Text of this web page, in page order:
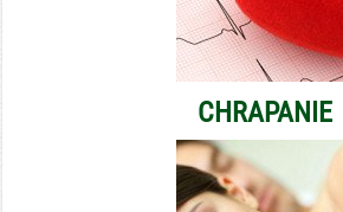
CHRAPANIE